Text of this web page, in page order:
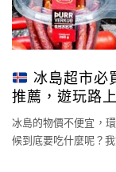
冰島超市必
推薦，遊玩路
冰島的物價不便宜，
候到底要吃什麼呢？